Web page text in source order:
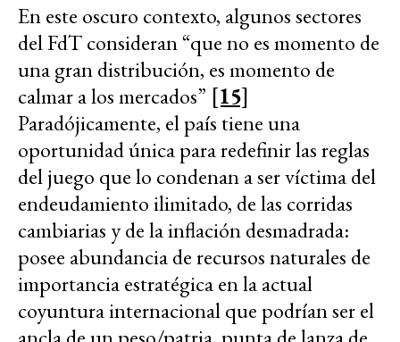
En este oscuro contexto, algunos sectores
del FdT consideran “que no es momento de
una gran distribución, es momento de
calmar a los mercados” [15]
Paradójicamente, el país tiene una
oportunidad única para redefinir las reglas
del juego que lo condenan a ser víctima del
endeudamiento ilimitado, de las corridas
cambiarias y de la inflación desmadrada:
posee abundancia de recursos naturales de
importancia estratégica en la actual
coyuntura internacional que podrían ser el